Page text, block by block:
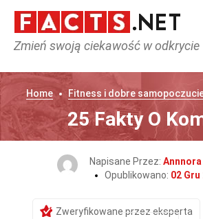
Zmień swoją ciekawość w odkrycie
Home Fitness i dobre
25 Fakty O
Napisane Przez: Annnora
Opublikowano: 02 Gru
Zweryfikowane przez eksperta